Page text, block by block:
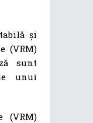
și
(VRM)
sunt
unui
(VRM)